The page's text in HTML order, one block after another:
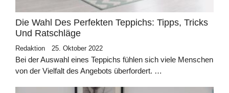
Die Wahl Des Perfekten Teppichs: Tipps, Tricks
Und Ratschläge
Redaktion 25. Oktober 2022
Bei der Auswahl eines Teppichs fühlen sich viele Menschen
von der Vielfalt des Angebots überfordert. …